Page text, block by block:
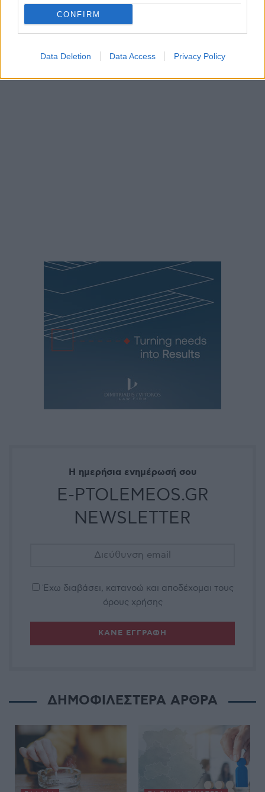
CONFIRM
Data Deletion Data Access Privacy Policy
ΔΙΑΣΚΕΔΑΣΗ»
E-PTOLEMEOS TEAM 3 ΝΟΕΜΒΡΊΟΥ 2023, 3:18 ΜΜ
Η ημερήσια ενημέρωσή σου
E-PTOLEMEOS.GR
NEWSLETTER
Έχω διαβάσει, κατανοώ και αποδέχομαι τους
όρους χρήσης
ΔΗΜΟΦΙΛΕΣΤΕΡΑ ΑΡΘΡΑ